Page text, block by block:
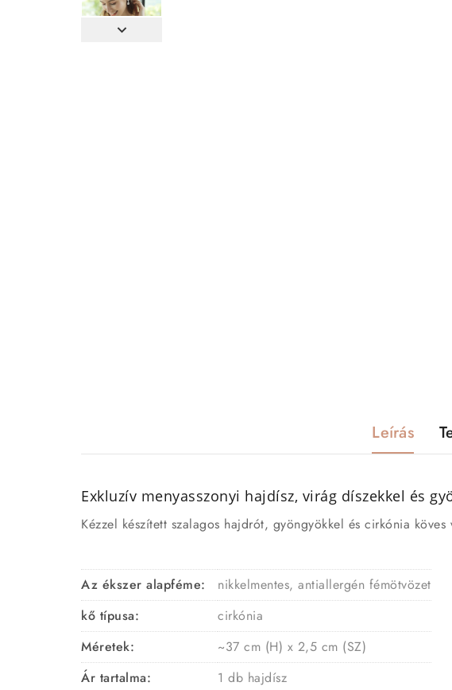
Leírás
Exkluzív menyasszonyi hajdísz, virág díszekkel és
Kézzel készített szalagos hajdrót, gyöngyökkel és cirkónia
Az ékszer alapféme:
nikkelmentes, antiallergén fémötvözet
kő típusa:
cirkónia
Méretek:
~37 cm (H) x 2,5 cm (SZ)
Ár tartalma:
1 db hajdísz